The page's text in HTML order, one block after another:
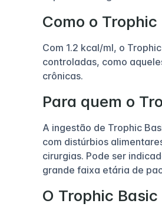
Como o
Com 1.2 kcal/ml, o
controladas, como
crônicas.
Para quem o
A ingestão de Trophic
com distúrbios
cirurgias. Pode ser
grande faixa etária de
O Trophic